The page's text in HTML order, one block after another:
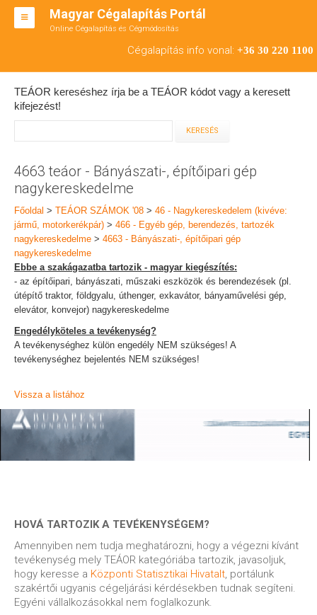
Magyar Cégalapítás Portál
Online Cégalapítás és Cégmódosítás
Cégalapítás info vonal: +36 30 220 1100
BT ALAPÍTÁS
RT ALAPÍTÁS
TEÁOR SZÁMOK '08
KAPCSOLAT
IRODÁK
TEÁOR kereséshez írja be a TEÁOR kódot vagy a keresett
kifejezést!
4663 teáor - Bányászati-, építőipari gép
nagykereskedelme
Főoldal > TEÁOR SZÁMOK '08 > 46 - Nagykereskedelem (kivéve:
jármű, motorkerékpár) > 466 - Egyéb gép, berendezés, tartozék
nagykereskedelme > 4663 - Bányászati-, építőipari gép
nagykereskedelme
Ebbe a szakágazatba tartozik - magyar kiegészítés:
- az építőipari, bányászati, műszaki eszközök és berendezések (pl.
útépítő traktor, földgyalu, úthenger, exkavátor, bányaművelési gép,
elevátor, konvejor) nagykereskedelme
Engedélyköteles a tevékenység?
A tevékenységhez külön engedély NEM szükséges! A
tevékenységhez bejelentés NEM szükséges!
Vissza a listához
HOVÁ TARTOZIK A TEVÉKENYSÉGEM?
Amennyiben nem tudja meghatározni, hogy a végezni kívánt
tevékenység mely TEÁOR kategóriába tartozik, javasoljuk,
hogy keresse a Központi Statisztikai Hivatalt , portálunk
szakértői ugyanis cégeljárási kérdésekben tudnak segíteni.
Egyéni vállalkozásokkal nem foglalkozunk.